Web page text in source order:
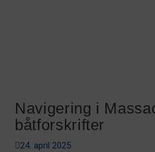
Navigering i
båtforskrifter
24. april 2025